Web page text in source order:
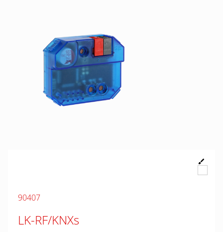
90407
LK-RF/KNXs